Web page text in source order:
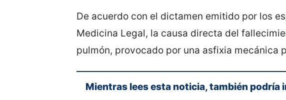
De acuerdo con el dictamen emitido por los
Medicina Legal, la causa directa del
pulmón, provocado por una asfixia mecánica
Mientras lees esta noticia, también podría